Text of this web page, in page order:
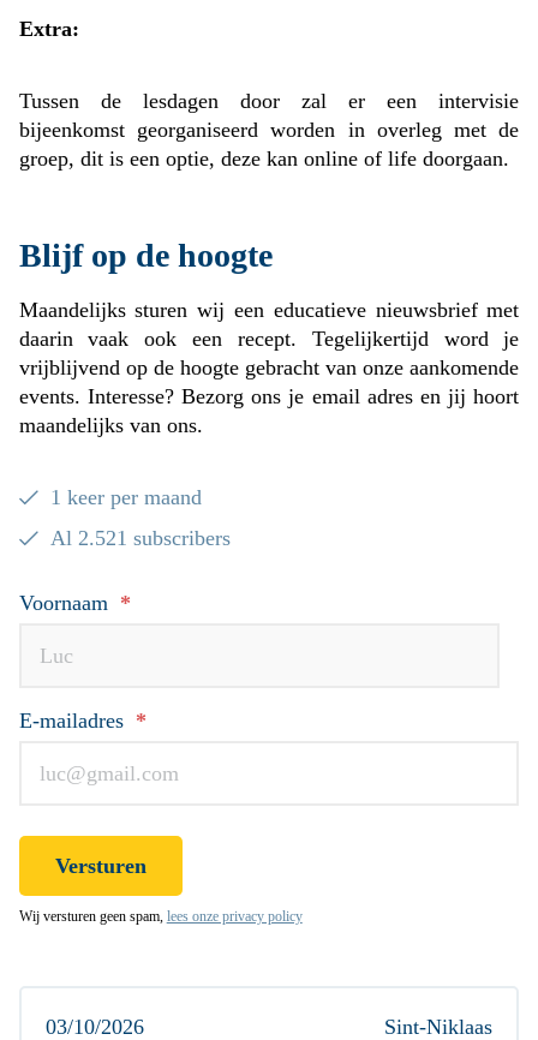
Extra:
Tussen de lesdagen door zal er een intervisie
bijeenkomst georganiseerd worden in overleg met de
groep, dit is een optie, deze kan online of life doorgaan.
Blijf op de hoogte
Maandelijks sturen wij een educatieve nieuwsbrief met
daarin vaak ook een recept. Tegelijkertijd word je
vrijblijvend op de hoogte gebracht van onze aankomende
events. Interesse? Bezorg ons je email adres en jij hoort
maandelijks van ons.
1 keer per maand
Al 2.521 subscribers
Voornaam *
E-mailadres *
Wij versturen geen spam, lees onze privacy policy
03/10/2026 Sint-Niklaas